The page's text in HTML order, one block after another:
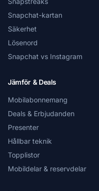
Snapchat-kartan
Säkerhet
Lösenord
Snapchat vs Instagram
Jämför & Deals
Mobilabonnemang
Deals & Erbjudanden
Presenter
Hållbar teknik
Topplistor
Mobildelar & reservdelar